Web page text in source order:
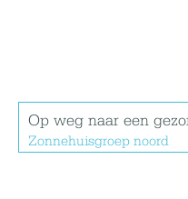
Op weg naar een
Zonnehuisgroep noord